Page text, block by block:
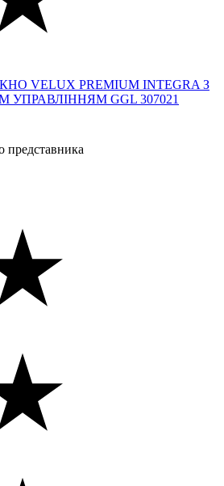
VELUX PREMIUM INTEGRA З
GGL 307021
представника